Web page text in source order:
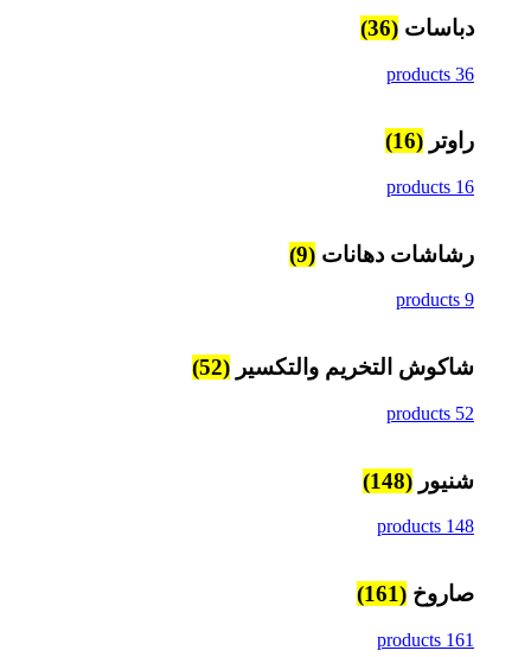
دباسات (36)
36 products
راوتر (16)
16 products
رشاشات دهانات (9)
9 products
شاكوش التخريم والتكسير (52)
52 products
شنيور (148)
148 products
صاروخ (161)
161 products